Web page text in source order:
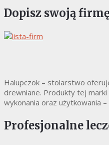
Dopisz swoją
Halupczok – stolarstwo
drewniane. Produkty tej
wykonania oraz użytkowania
Profesjonalne